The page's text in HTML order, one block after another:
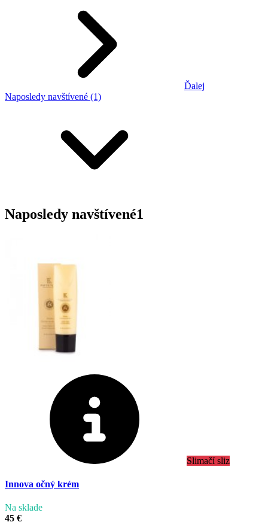
Ďalej
Naposledy navštívené (1)
Naposledy navštívené1
Slimačí sliz
Innova očný krém
Na sklade
45 €